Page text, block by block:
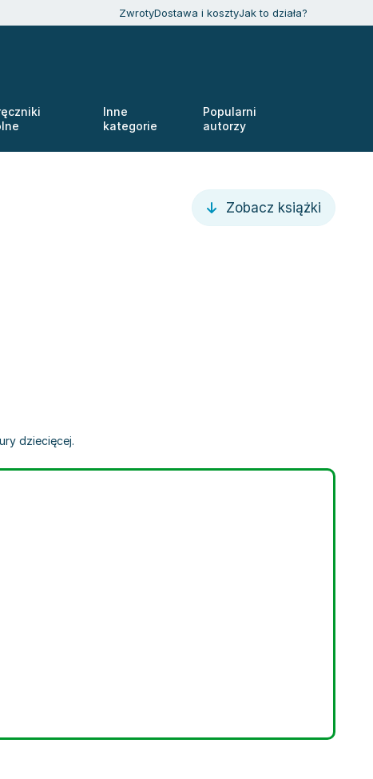
ZwrotyDostawa i kosztyJak to działa?
Inne
kategorie
Popularni
autorzy
Zobacz książki
dziecięcej.